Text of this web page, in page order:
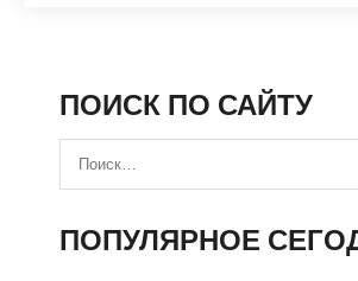
ПОИСК ПО САЙТУ
ПОПУЛЯРНОЕ